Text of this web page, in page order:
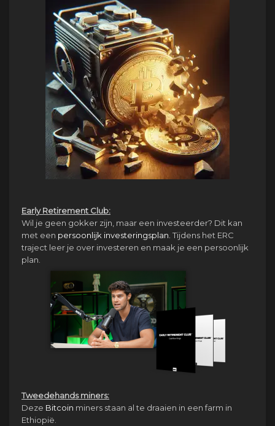
Early Retirement Club:
Wil je geen gokker zijn, maar een investeerder? Dit kan
met een persoonlijk investeringsplan. Tijdens het ERC
traject leer je over investeren en maak je een persoonlijk
plan.
Tweedehands miners:
Deze Bitcoin miners staan al te draaien in een farm in
Ethiopië.